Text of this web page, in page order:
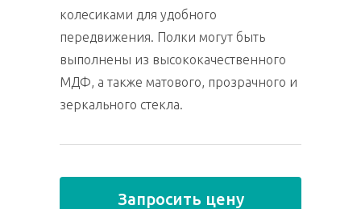
колесиками для удобного
передвижения. Полки могут быть
выполнены из высококачественного
МДФ, а также матового, прозрачного и
зеркального стекла.
Запросить цену